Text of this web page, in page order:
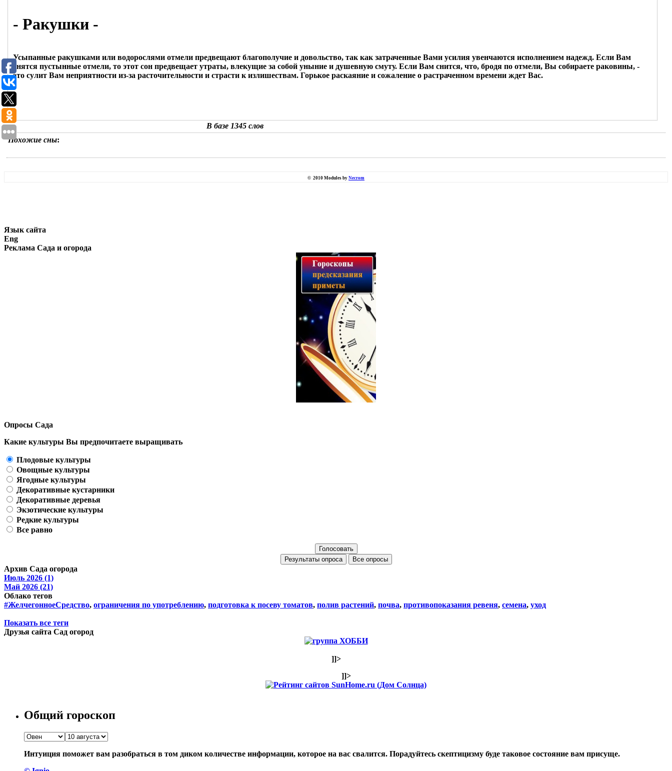
- Ракушки -
Усыпанные ракушками или водорослями отмели предвещают благополучие и довольство, так как затраченные Вами усилия увенчаются исполнением надежд. Если Вам
снятся пустынные отмели, то этот сон предвещает утраты, влекущие за собой уныние и душевную смуту. Если Вам снится, что, бродя по отмели, Вы собираете раковины, -
это сулит Вам неприятности из-за расточительности и страсти к излишествам. Горькое раскаяние и сожаление о растраченном времени ждет Вас.
В базе 1345 слов
Похожие сны:
© 2010 Modules by Necrom
Язык сайта
Eng
Реклама Сада и огорода
Опросы Сада
Какие культуры Вы предпочитаете выращивать
Плодовые культуры
Овощные культуры
Ягодные культуры
Декоративные кустарники
Декоративные деревья
Экзотические культуры
Редкие культуры
Все равно
Все опросы
Архив Сада огорода
Июль 2026 (1)
Май 2026 (21)
Облако тегов
#ЖелчегонноеСредство, ограничения по употреблению, подготовка к посеву томатов, полив растений, почва, противопоказания ревеня, семена, уход
Показать все теги
Друзья сайта Сад огород
]]>
]]>
Общий гороскоп
Интуиция поможет вам разобраться в том диком количестве информации, которое на вас свалится. Порадуйтесь скептицизму буде таковое состояние вам присуще.